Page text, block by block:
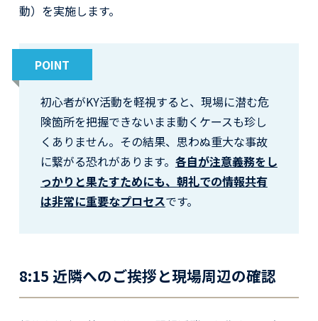
動）を実施します。
POINT
初心者がKY活動を軽視すると、現場に潜む危
険箇所を把握できないまま動くケースも珍し
くありません。その結果、思わぬ重大な事故
に繋がる恐れがあります。 各自が注意義務をし
っかりと果たすためにも、朝礼での情報共有
は非常に重要なプロセスです。
8:15 近隣へのご挨拶と現場周辺の確認